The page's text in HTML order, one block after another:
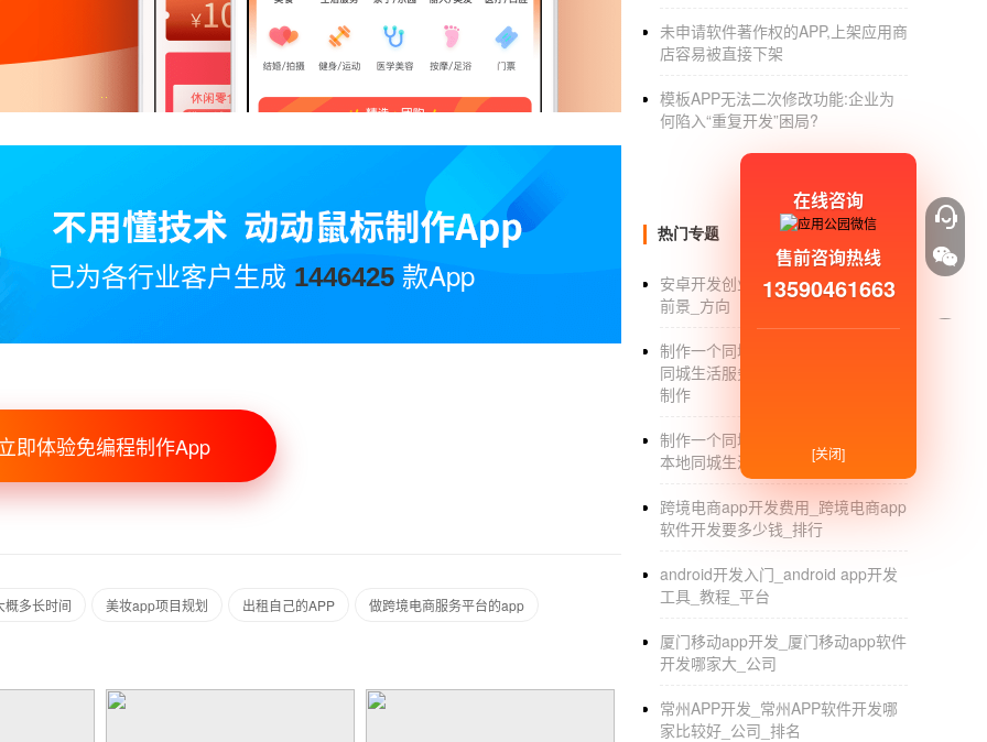
计完善的社区团购体系势在必行。店主在设
购系统的很多服务，但是商家也要选择结合
不同的服务平台在开发，设计社区团购系统
社区系统的关键响应是客户，因此在设计方
行深入的研究，帮助开发店非常精准的设计
社区云典边肖认为，一个好的社区团购系统
希索普专注于社区团购系统和开发业务，其
发用户打造简单易操作的社区团购系统，为
题，帮助商家拓展市场。
开发希索普17年专业电商
值得你信赖。
肯定：海商HiShop网站原创文章，
已为各行业客户生成 1446425 款App
即体验免编程制作App
概多长时间 美妆app项目规划 出租自己的APP 做跨境电商服务平台的app
未申请软件著作权的APP,上架应用商
店容易被直接下架
模板APP无法二次修改功能:企业为
何陷入“重复开发”困局?
热门专题
安卓开发创业_安卓开发如何创业_
前景_方向
制作一个同城app多少钱_制作一个
同城生活服务app软件多少钱_开发
制作
制作一个同城app软件价格_做一个
本地同城生活服务类app需要多少钱
跨境电商app开发费用_跨境电商app
软件开发要多少钱_排行
android开发入门_android app开发
工具_教程_平台
厦门移动app开发_厦门移动app软件
开发哪家大_公司
常州APP开发_常州APP软件开发哪
家比较好_公司_排名
在线咨询
售前咨询热线
13590461663
[关闭]